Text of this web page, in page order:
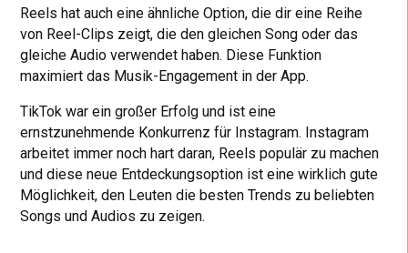
Reels hat auch eine ähnliche Option, die dir eine Reihe
von Reel-Clips zeigt, die den gleichen Song oder das
gleiche Audio verwendet haben. Diese Funktion
maximiert das Musik-Engagement in der App.
TikTok war ein großer Erfolg und ist eine
ernstzunehmende Konkurrenz für Instagram. Instagram
arbeitet immer noch hart daran, Reels populär zu machen
und diese neue Entdeckungsoption ist eine wirklich gute
Möglichkeit, den Leuten die besten Trends zu beliebten
Songs und Audios zu zeigen.